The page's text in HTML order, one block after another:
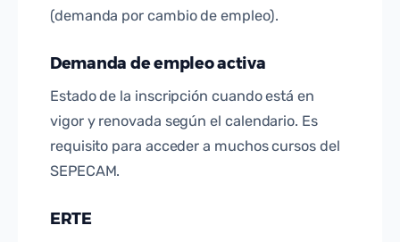
(demanda por cambio de empleo).
Demanda de empleo activa
Estado de la inscripción cuando está en
vigor y renovada según el calendario. Es
requisito para acceder a muchos cursos del
SEPECAM.
ERTE